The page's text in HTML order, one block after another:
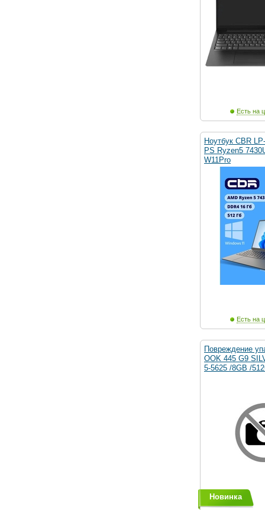
Есть на
Ноутбук CBR
PS Ryzen5
W11Pro
Есть на
Повреждение
OOK 445 G9
5-5625 /8GB /
Новинка